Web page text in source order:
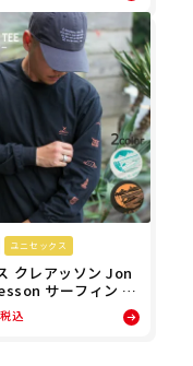
ユニセックス
クレアッソン Jon
サーフィン サ
ア 長袖 Tシャツ ロ
ベンチャーティー
税込